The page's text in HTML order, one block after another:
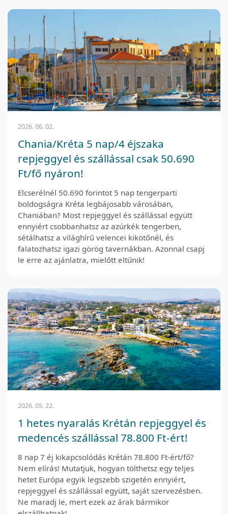
2026. 06. 02.
Chania/Kréta 5 nap/4 éjszaka
repjeggyel és szállással csak 50.690
Ft/fő nyáron!
Elcserélnél 50.690 forintot 5 nap tengerparti
boldogságra Kréta legbájosabb városában,
Chaniában? Most repjeggyel és szállással együtt
ennyiért csobbanhatsz az azúrkék tengerben,
sétálhatsz a világhírű velencei kikötőnél, és
falatozhatsz igazi görög tavernákban. Azonnal csapj
le erre az ajánlatra, mielőtt eltűnik!
2026. 05. 22.
1 hetes nyaralás Krétán repjeggyel és
medencés szállással 78.800 Ft-ért!
8 nap 7 éj kikapcsolódás Krétán 78.800 Ft-ért/fő?
Nem elírás! Mutatjuk, hogyan tölthetsz egy teljes
hetet Európa egyik legszebb szigetén ennyiért,
repjeggyel és szállással együtt, saját szervezésben.
Ne maradj le, mert ezek az árak bármikor